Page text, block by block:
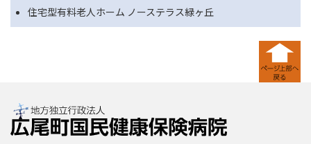
住宅型有料老人ホーム ノーステラス緑ヶ丘